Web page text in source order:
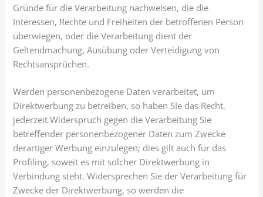
Gründe für die Verarbeitung nachweisen, die die
Interessen, Rechte und Freiheiten der betroffenen Person
überwiegen, oder die Verarbeitung dient der
Geltendmachung, Ausübung oder Verteidigung von
Rechtsansprüchen.
Werden personenbezogene Daten verarbeitet, um
Direktwerbung zu betreiben, so haben SIe das Recht,
jederzeit Widerspruch gegen die Verarbeitung Sie
betreffender personenbezogener Daten zum Zwecke
derartiger Werbung einzulegen; dies gilt auch für das
Profiling, soweit es mit solcher Direktwerbung in
Verbindung steht. Widersprechen Sie der Verarbeitung für
Zwecke der Direktwerbung, so werden die